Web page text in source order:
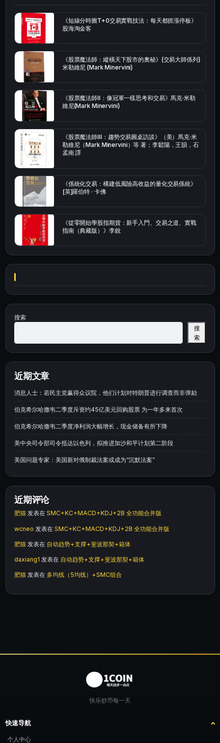
《短線分時圖T+0交易實戰技法：每天都抓漲停板》
股海淘金客
《股票魔法師：縱橫天下股市的奧秘》(交易大師係列)
米勒維尼 (Mark Minervini)
《股票魔法師Ⅱ：像冠軍一樣思考和交易》馬克·米勒
維尼(Mark Minervini)
《股票魔法師Ⅲ：趨勢交易圓桌訪談》（美）馬克·米
勒維尼（Mark Minervini）等 著；李鬆陽，王韻，石
孟南 譯
《係統化交易：構建低風險高收益的量化交易係統》
[英]羅伯特 · 卡佛
《從零開始學股指期貨：新手入門、交易之道、實戰
指南（典藏版）》李銳
搜索
搜
索
近期文章
消息人士：若民主党赢得众议院，他们计划对特朗普进行调查而非弹劾
伯克希尔哈撒韦二季度斥资约45亿美元回购股票 为一年多来首次
伯克希尔哈撒韦二季度净利润大幅增长，现金储备有所下降
美中央司令部司令抵达以色列，拟推进加沙和平计划第二阶段
美国问题专家：美国新对俄制裁法案或成为“沉默法案”
近期评论
肥猫 发表在 SMC+KC+MACD+KDJ+2B 全功能合并版
wcneo 发表在 SMC+KC+MACD+KDJ+2B 全功能合并版
肥猫 发表在 自动趋势+支撑+斐波那契+箱体
daxiang1 发表在 自动趋势+支撑+斐波那契+箱体
肥猫 发表在 多均线（5均线）+SMC组合
快乐炒币每一天
快速导航
个人中心